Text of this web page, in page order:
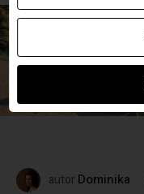
autor Dominika